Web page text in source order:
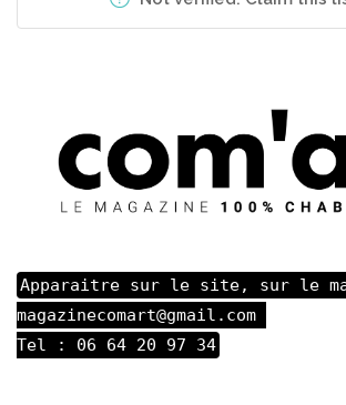
Apparaitre sur le site, sur le
magazinecomart@gmail.com
Tel : 06 64 20 97 34